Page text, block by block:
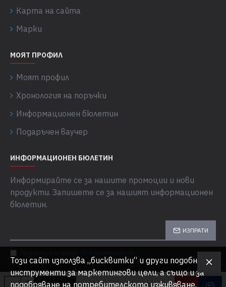
Карта на сайта
Марки
МОЯТ ПРОФИЛ
Моят профил
Хронология на поръчки
Информационен бюлетин
Подаръчен ваучер
ИНФОРМАЦИОНЕН БЮЛЕТИН
Информирайте се за нашите промоции и нови
продукти. Запишете се за нашият информационен
бюлетин.
ИЗПРАТИ
Този сайт използва „бисквитки“ и други подобни
инструменти за маркетингови цели, а също и за
подобряване на потребителското изживяване.